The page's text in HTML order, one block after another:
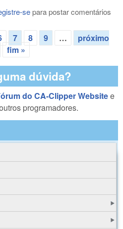
separa postar comentários
7 8 9 …
próximo
fim »
dúvida?
do CA-Clipper Websitee
programadores.